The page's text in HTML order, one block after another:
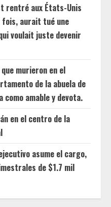
rentré aux États-Unis
fois, aurait tué une
voulait juste devenir
murieron en el
de la abuela de
como amable y devota.
en el centro de la
asume el cargo,
de $1.7 mil